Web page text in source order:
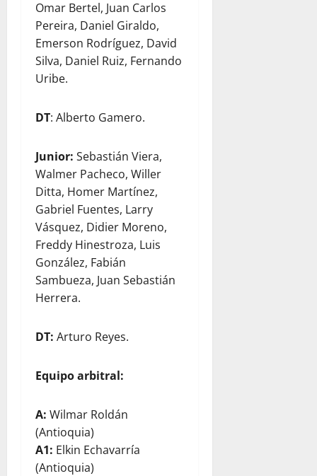
Omar Bertel, Juan Carlos
Pereira, Daniel Giraldo,
Emerson Rodríguez, David
Silva, Daniel Ruiz, Fernando
Uribe.
DT: Alberto Gamero.
Junior: Sebastián Viera,
Walmer Pacheco, Willer
Ditta, Homer Martínez,
Gabriel Fuentes, Larry
Vásquez, Didier Moreno,
Freddy Hinestroza, Luis
González, Fabián
Sambueza, Juan Sebastián
Herrera.
DT: Arturo Reyes.
Equipo arbitral:
A: Wilmar Roldán
(Antioquia)
A1: Elkin Echavarría
(Antioquia)